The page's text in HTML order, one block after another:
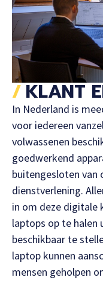
KLANT
In Nederland is
voor iedereen
volwassenen
goedwerkend
buitengesloten van
dienstverlening.
in om deze digitale
laptops op te halen
beschikbaar te
laptop kunnen
mensen geholpen